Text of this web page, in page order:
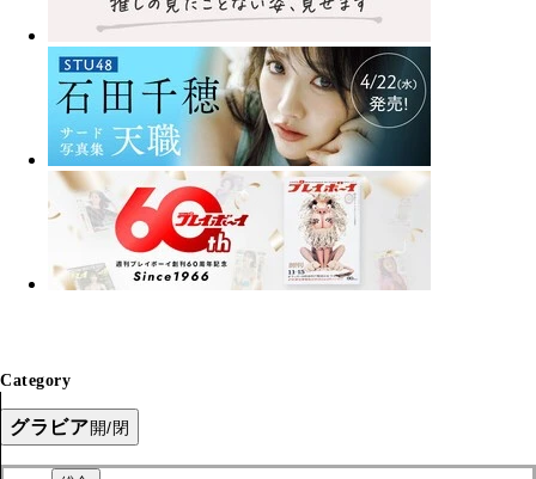
Category
グラビア開/閉